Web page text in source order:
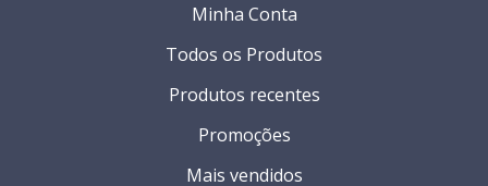
Minha Conta
Todos os Produtos
Produtos recentes
Promoções
Mais vendidos